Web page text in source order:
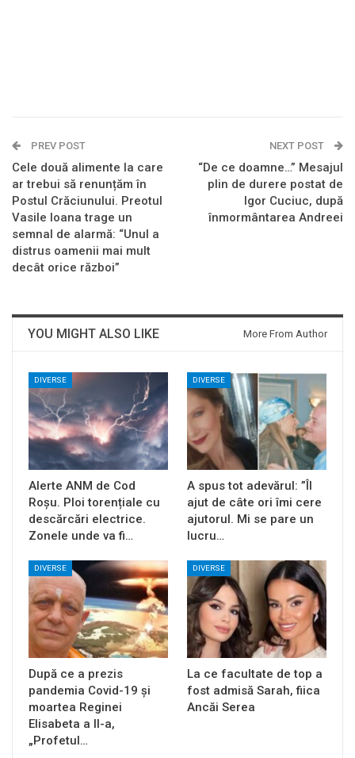
PREV POST
Cele două alimente la care
ar trebui să renunțăm în
Postul Crăciunului. Preotul
Vasile Ioana trage un
semnal de alarmă: “Unul a
distrus oamenii mai mult
decât orice război”
NEXT POST
“De ce doamne…” Mesajul
plin de durere postat de
Igor Cuciuc, după
înmormântarea Andreei
YOU MIGHT ALSO LIKE More From Author
DIVERSE
Alerte ANM de Cod
Roșu. Ploi torențiale cu
descărcări electrice.
Zonele unde va fi…
DIVERSE
A spus tot adevărul: ”Îl
ajut de câte ori îmi cere
ajutorul. Mi se pare un
lucru…
DIVERSE
După ce a prezis
pandemia Covid-19 și
moartea Reginei
Elisabeta a II-a,
„Profetul…
DIVERSE
La ce facultate de top a
fost admisă Sarah, fiica
Ancăi Serea